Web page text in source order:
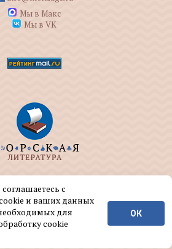
Мы в Макс
Мы в VK
занимается изданием и
книг на морскую тематику.
2004 — 2026 г.
с
и ваших данных
для
cookie
ОК